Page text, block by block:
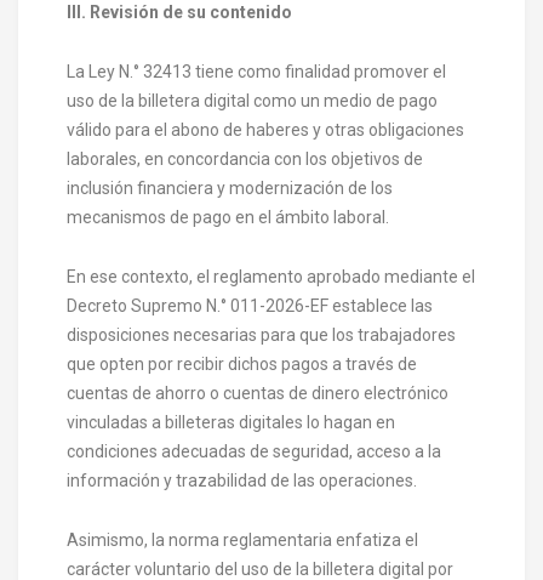
III. Revisión de su contenido
La Ley N.° 32413 tiene como finalidad promover el
uso de la billetera digital como un medio de pago
válido para el abono de haberes y otras obligaciones
laborales, en concordancia con los objetivos de
inclusión financiera y modernización de los
mecanismos de pago en el ámbito laboral.
En ese contexto, el reglamento aprobado mediante el
Decreto Supremo N.° 011-2026-EF establece las
disposiciones necesarias para que los trabajadores
que opten por recibir dichos pagos a través de
cuentas de ahorro o cuentas de dinero electrónico
vinculadas a billeteras digitales lo hagan en
condiciones adecuadas de seguridad, acceso a la
información y trazabilidad de las operaciones.
Asimismo, la norma reglamentaria enfatiza el
carácter voluntario del uso de la billetera digital por